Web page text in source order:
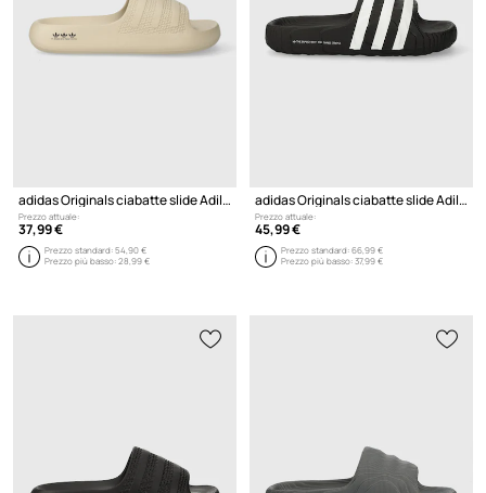
adidas Originals ciabatte slide Adilette Ayoon
Prezzo attuale:
37,99 €
Prezzo standard:54,90 €
Prezzo più basso:28,99 €
adidas Originals ciabatte slide Adilette 22
Prezzo attuale:
45,99 €
Prezzo standard:66,99 €
Prezzo più basso:37,99 €